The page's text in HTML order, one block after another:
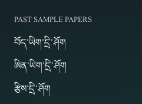
PAST SAMPLE PAPERS
བོད་ཡིག་དྲི་ཤོག
ཨིན་ཡིག་དྲི་ཤོག
རྩིས་དྲི་ཤོག